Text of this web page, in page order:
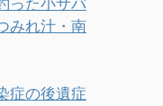
った小サバ
みれ汁・南
症の後遺症